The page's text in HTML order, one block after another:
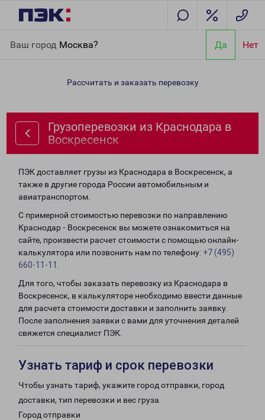
Ваш город Москва? Да Нет
Воскресенск
Рассчитать и заказать перевозку
Грузоперевозки из Краснодара в
Воскресенск
ПЭК доставляет грузы из Краснодара в Воскресенск, а
также в другие города России автомобильным и
авиатранспортом.
С примерной стоимостью перевозки по направлению
Краснодар - Воскресенск вы можете ознакомиться на
сайте, произвести расчет стоимости с помощью онлайн-
калькулятора или позвонить нам по телефону: +7 (495)
660-11-11
Для того, чтобы заказать перевозку из Краснодара в
Воскресенск, в калькуляторе необходимо ввести данные
для расчета стоимости доставки и заполнить заявку.
После заполнения заявки с вами для уточнения деталей
свяжется специалист ПЭК.
Узнать тариф и срок перевозки
Чтобы узнать тариф, укажите город отправки, город
доставки, тип перевозки и вес груза.
Город отправки